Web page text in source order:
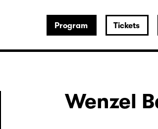
Program Tickets
Wenzel